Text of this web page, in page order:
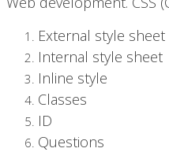
External style sheet
Internal style sheet
Inline style
Classes
ID
Questions